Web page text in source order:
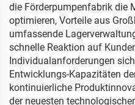
die Förderpumpenfabrik die
optimieren, Vorteile aus
umfassende
schnelle Reaktion auf
Individualanforderungen
Entwicklungs-Kapazitäten
kontinuierliche
der neuesten